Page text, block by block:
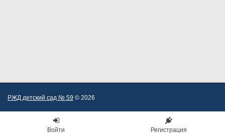
РЖД детский сад № 59 © 2026
Войти Регистрация